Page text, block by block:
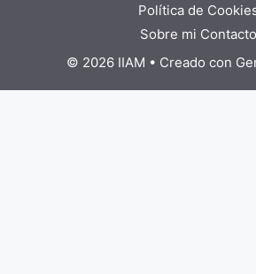
Política de
Sobre mi Contacto
© 2026 IIAM • Creado con